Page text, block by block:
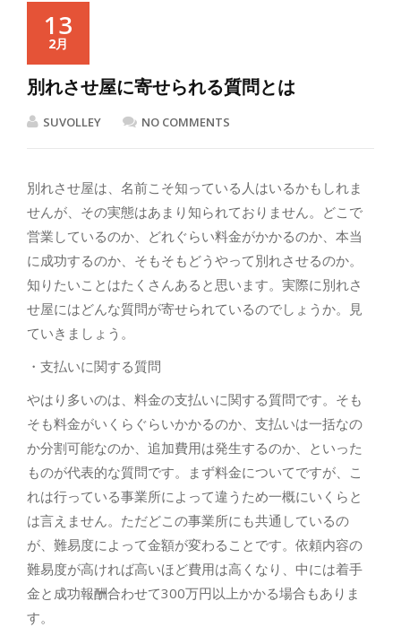
13
2月
別れさせ屋に寄せられる質問とは
SUVOLLEY NO COMMENTS
別れさせ屋は、名前こそ知っている人はいるかもしれま
せんが、その実態はあまり知られておりません。どこで
営業しているのか、どれぐらい料金がかかるのか、本当
に成功するのか、そもそもどうやって別れさせるのか。
知りたいことはたくさんあると思います。実際に別れさ
せ屋にはどんな質問が寄せられているのでしょうか。見
ていきましょう。
・支払いに関する質問
やはり多いのは、料金の支払いに関する質問です。そも
そも料金がいくらぐらいかかるのか、支払いは一括なの
か分割可能なのか、追加費用は発生するのか、といった
ものが代表的な質問です。まず料金についてですが、こ
れは行っている事業所によって違うため一概にいくらと
は言えません。ただどこの事業所にも共通しているの
が、難易度によって金額が変わることです。依頼内容の
難易度が高ければ高いほど費用は高くなり、中には着手
金と成功報酬合わせて300万円以上かかる場合もありま
す。